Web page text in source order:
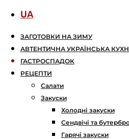
UA
ЗАГОТОВКИ НА ЗИМУ
АВТЕНТИЧНА УКРАЇНСЬКА
ГАСТРОСПАДОК
РЕЦЕПТИ
Салати
Закуски
Холодні закуски
Сендвічі та
Гарячі закуски